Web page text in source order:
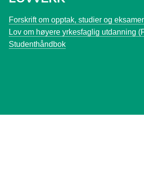
Forskrift om opptak, studier og
Lov om høyere yrkesfaglig utdanning
Studenthåndbok